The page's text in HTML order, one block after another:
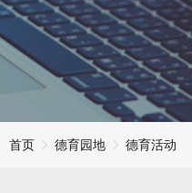
首页 德育园地 德育活动